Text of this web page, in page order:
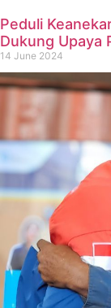
Peduli
Dukung Upaya
14 June 2024